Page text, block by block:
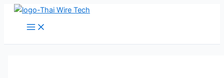
Skip
content
Menu
“เครน
ของ”